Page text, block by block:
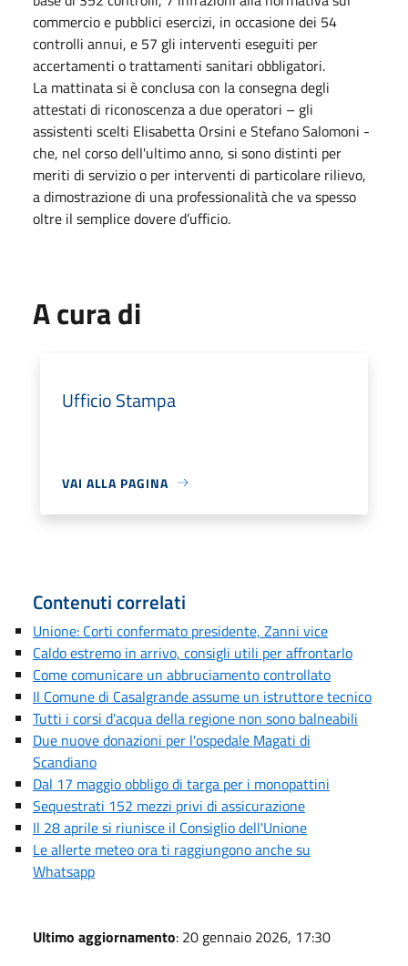
commercio e pubblici esercizi, in occasione dei 54
controlli annui, e 57 gli interventi eseguiti per
accertamenti o trattamenti sanitari obbligatori.
La mattinata si è conclusa con la consegna degli
attestati di riconoscenza a due operatori – gli
assistenti scelti Elisabetta Orsini e Stefano Salomoni -
che, nel corso dell'ultimo anno, si sono distinti per
meriti di servizio o per interventi di particolare rilievo,
a dimostrazione di una professionalità che va spesso
oltre il semplice dovere d’ufficio.
A cura di
Ufficio Stampa
VAI ALLA PAGINA
Contenuti correlati
Unione: Corti confermato presidente, Zanni vice
Caldo estremo in arrivo, consigli utili per affrontarlo
Come comunicare un abbruciamento controllato
Il Comune di Casalgrande assume un istruttore tecnico
Tutti i corsi d'acqua della regione non sono balneabili
Due nuove donazioni per l'ospedale Magati di
Scandiano
Dal 17 maggio obbligo di targa per i monopattini
Sequestrati 152 mezzi privi di assicurazione
Il 28 aprile si riunisce il Consiglio dell'Unione
Le allerte meteo ora ti raggiungono anche su
Whatsapp
Ultimo aggiornamento: 20 gennaio 2026, 17:30